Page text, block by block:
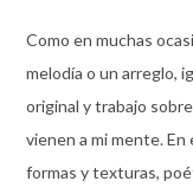
Como en muchas
melodía o un arreglo,
original y trabajo
vienen a mi mente.
formas y texturas,